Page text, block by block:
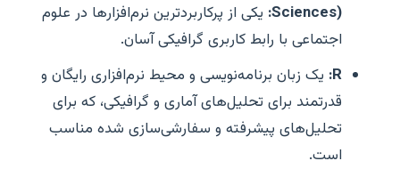
Sciences): یکی از پرکاربردترین نرم‌افزارها در علوم
اجتماعی با رابط کاربری گرافیکی آسان.
R: یک زبان برنامه‌نویسی و محیط نرم‌افزاری رایگان و
قدرتمند برای تحلیل‌های آماری و گرافیکی، که برای
تحلیل‌های پیشرفته و سفارشی‌سازی شده مناسب
است.